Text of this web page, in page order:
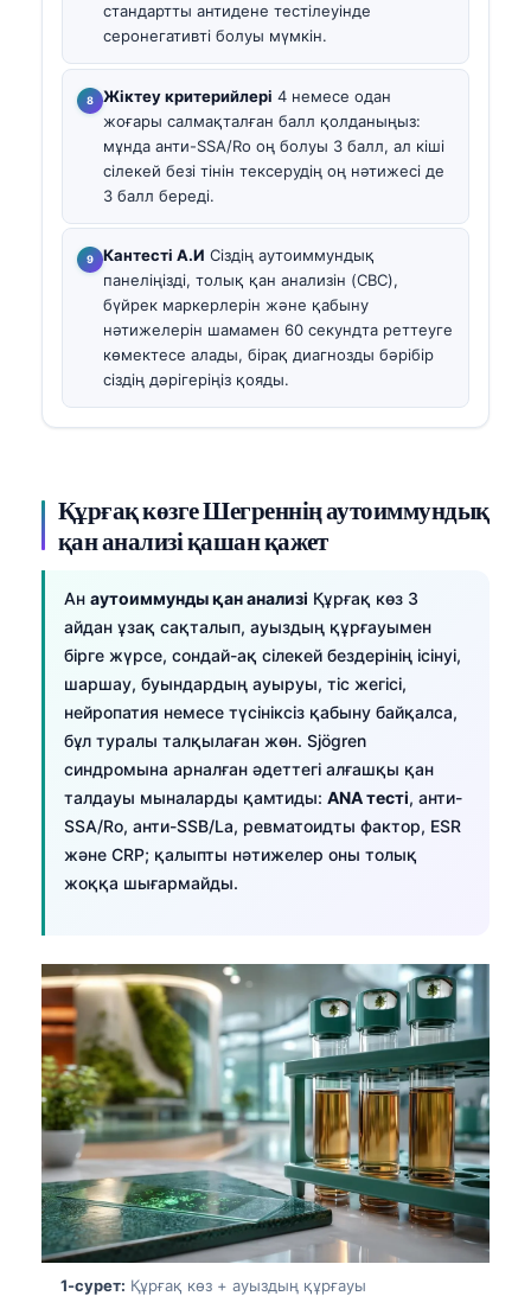
стандартты антидене тестілеуінде
серонегативті болуы мүмкін.
Жіктеу критерийлері 4 немесе одан
жоғары салмақталған балл қолданыңыз:
мұнда анти-SSA/Ro оң болуы 3 балл, ал кіші
сілекей безі тінін тексерудің оң нәтижесі де
3 балл береді.
Кантесті А.И Сіздің аутоиммундық
панеліңізді, толық қан анализін (CBC),
бүйрек маркерлерін және қабыну
нәтижелерін шамамен 60 секундта реттеуге
көмектесе алады, бірақ диагнозды бәрібір
сіздің дәрігеріңіз қояды.
Құрғақ көзге Шегреннің аутоиммундық
қан анализі қашан қажет
Ан аутоиммунды қан анализі Құрғақ көз 3
айдан ұзақ сақталып, ауыздың құрғауымен
бірге жүрсе, сондай-ақ сілекей бездерінің ісінуі,
шаршау, буындардың ауыруы, тіс жегісі,
нейропатия немесе түсініксіз қабыну байқалса,
бұл туралы талқылаған жөн. Sjögren
синдромына арналған әдеттегі алғашқы қан
талдауы мыналарды қамтиды: ANA тесті, анти-
SSA/Ro, анти-SSB/La, ревматоидты фактор, ESR
және CRP; қалыпты нәтижелер оны толық
жоққа шығармайды.
1-сурет: Құрғақ көз + ауыздың құрғауы